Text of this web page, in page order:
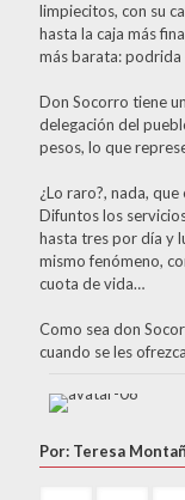
limpiecitos, con su
hasta la caja más
más barata: podrida
Don Socorro tiene
delegación del
pesos, lo que
¿Lo raro?, nada,
Difuntos los
hasta tres por día y
mismo fenómeno,
cuota de vida…
Como sea don
cuando se les
Por: Teresa